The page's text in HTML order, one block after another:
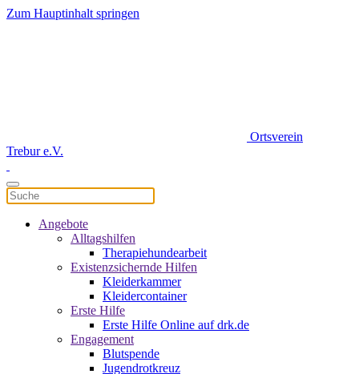
Zum Hauptinhalt springen
Ortsverein
Trebur e.V.
Angebote
Alltagshilfen
Therapiehundearbeit
Existenzsichernde Hilfen
Kleiderkammer
Kleidercontainer
Erste Hilfe
Erste Hilfe Online auf drk.de
Engagement
Blutspende
Jugendrotkreuz